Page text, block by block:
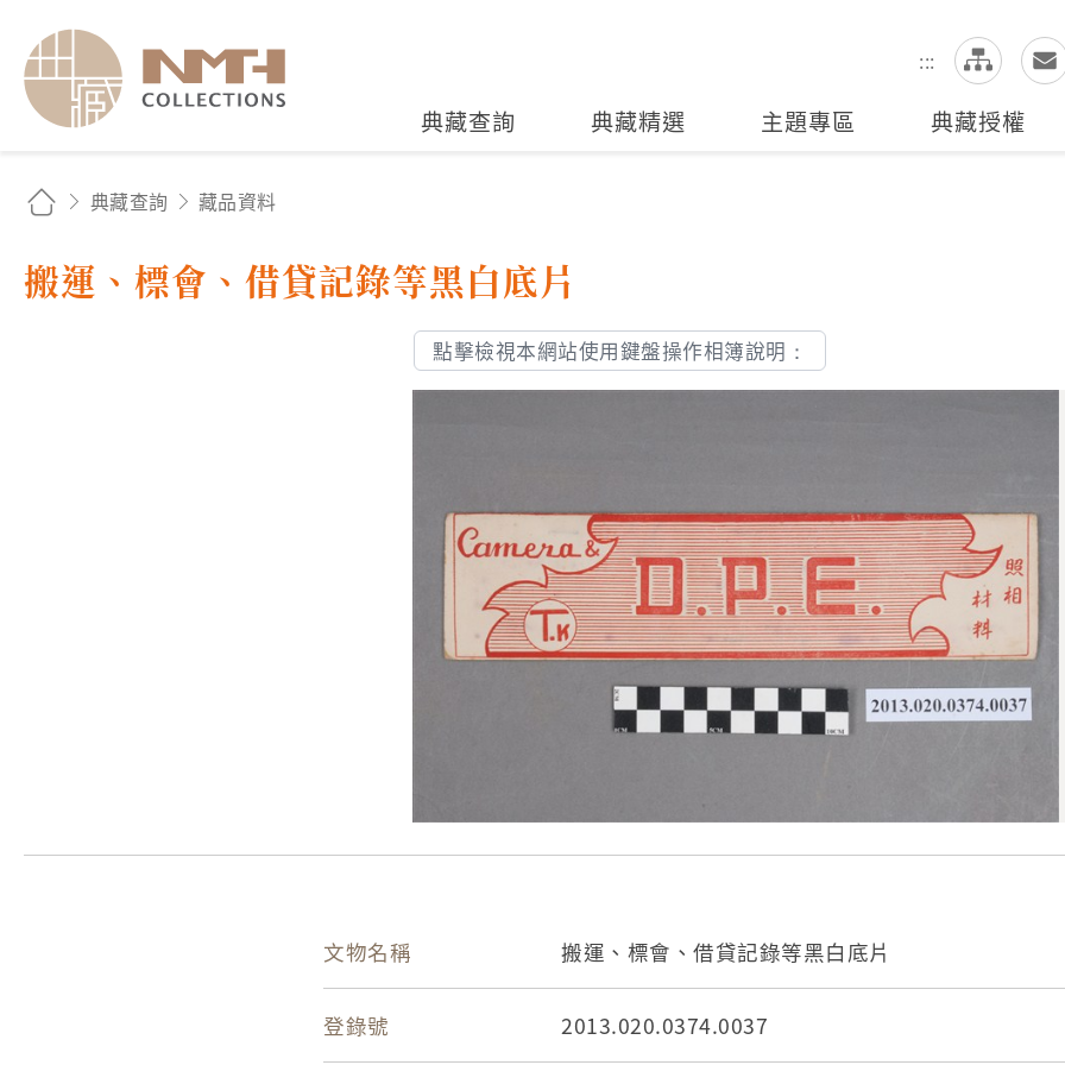
:::
全站搜尋
典藏查詢 典藏精選 主題專區 典藏授權
典藏查詢 藏品資料
搬運、標會、借貸記錄等黑白底片
點擊檢視本網站使用鍵盤操作相簿說明：
文物名稱 搬運、標會、借貸記錄等黑白底片
登錄號 2013.020.0374.0037